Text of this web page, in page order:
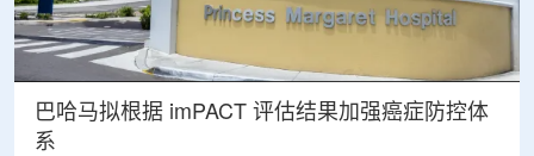
巴哈马拟根据 imPACT 评估结果加强癌症防控体
系